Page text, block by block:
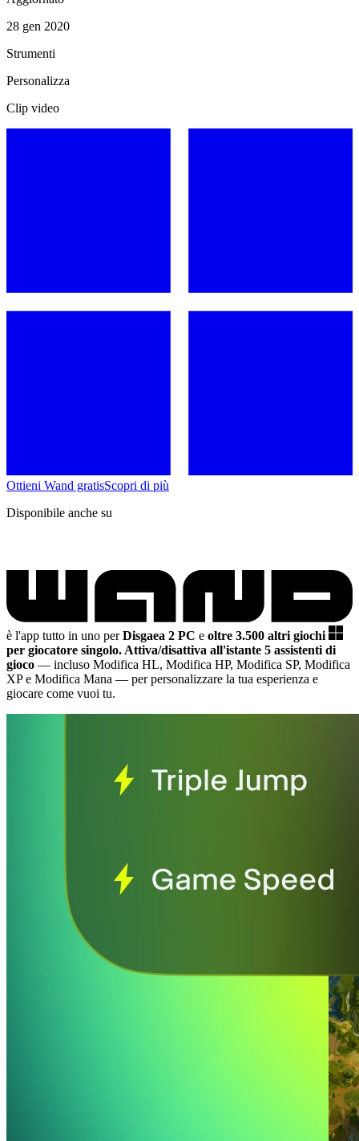
28 gen 2020
Strumenti
Personalizza
Clip video
Ottieni Wand gratisScopri di più
Disponibile anche su
è l'app tutto in uno perDisgaea 2 PC e oltre 3.500 altri giochi
per giocatore singolo. Attiva/disattiva all'istante 5 assistenti di
gioco — incluso Modifica HL, Modifica HP, Modifica SP, Modifica
XP e Modifica Mana — per personalizzare la tua esperienza e
giocare come vuoi tu.